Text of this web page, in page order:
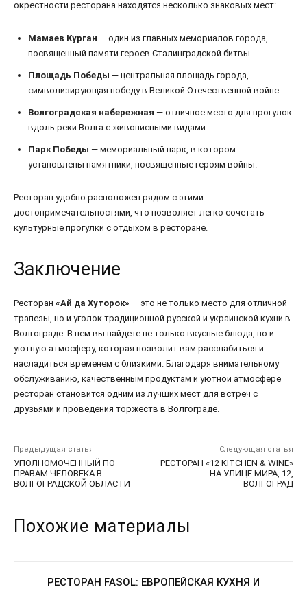
окрестности ресторана находятся несколько знаковых мест:
Мамаев Курган — один из главных мемориалов города,
посвященный памяти героев Сталинградской битвы.
Площадь Победы — центральная площадь города,
символизирующая победу в Великой Отечественной войне.
Волгоградская набережная — отличное место для прогулок
вдоль реки Волга с живописными видами.
Парк Победы — мемориальный парк, в котором
установлены памятники, посвященные героям войны.
Ресторан удобно расположен рядом с этими
достопримечательностями, что позволяет легко сочетать
культурные прогулки с отдыхом в ресторане.
Заключение
Ресторан «Ай да Хуторок» — это не только место для отличной
трапезы, но и уголок традиционной русской и украинской кухни в
Волгограде. В нем вы найдете не только вкусные блюда, но и
уютную атмосферу, которая позволит вам расслабиться и
насладиться временем с близкими. Благодаря внимательному
обслуживанию, качественным продуктам и уютной атмосфере
ресторан становится одним из лучших мест для встреч с
друзьями и проведения торжеств в Волгограде.
Предыдущая статья
УПОЛНОМОЧЕННЫЙ ПО
ПРАВАМ ЧЕЛОВЕКА В
ВОЛГОГРАДСКОЙ ОБЛАСТИ
Следующая статья
РЕСТОРАН «12 KITCHEN & WINE»
НА УЛИЦЕ МИРА, 12,
ВОЛГОГРАД
Похожие материалы
РЕСТОРАН FASOL: ЕВРОПЕЙСКАЯ КУХНЯ И